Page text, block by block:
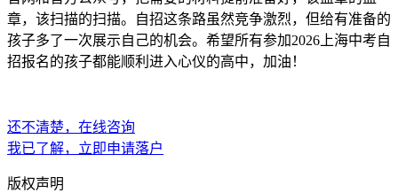
章，该扫描的扫描。自招这条路虽然竞争激烈，但给有准备的
孩子多了一次展示自己的机会。希望所有参加2026上海中考自
招报名的孩子都能顺利进入心仪的高中，加油！
还不清楚，在线咨询
我已了解，立即申请落户
版权声明